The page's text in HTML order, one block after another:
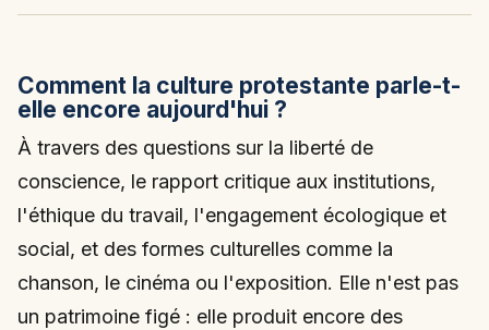
Comment la culture protestante parle-t-
elle encore aujourd'hui ?
À travers des questions sur la liberté de
conscience, le rapport critique aux institutions,
l'éthique du travail, l'engagement écologique et
social, et des formes culturelles comme la
chanson, le cinéma ou l'exposition. Elle n'est pas
un patrimoine figé : elle produit encore des